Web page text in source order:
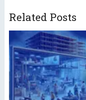
Related Posts